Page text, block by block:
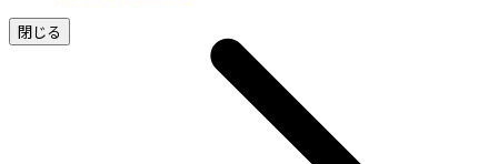
閉じる